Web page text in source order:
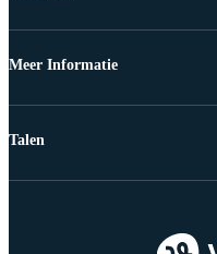
Meer Informatie
Talen